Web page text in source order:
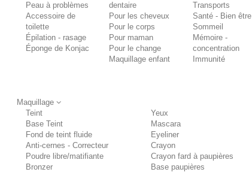
Peau à problèmes
Accessoire de
toilette
Épilation - rasage
Éponge de Konjac
dentaire
Pour les cheveux
Pour le corps
Pour maman
Pour le change
Maquillage enfant
Transports
Santé - Bien être
Sommeil
Mémoire -
concentration
Immunité
Maquillage
Teint
Base Teint
Fond de teint fluide
Anti-cernes - Correcteur
Poudre libre/matifiante
Bronzer
Yeux
Mascara
Eyeliner
Crayon
Crayon fard à paupières
Base paupières